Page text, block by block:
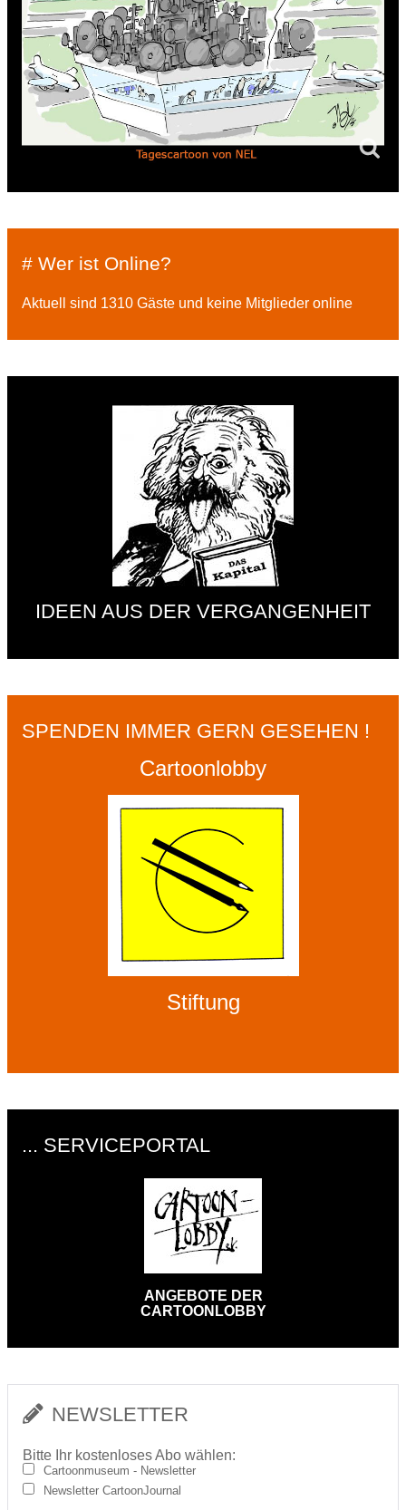
# Wer ist Online?
Aktuell sind 1310 Gäste und keine Mitglieder online
IDEEN AUS DER VERGANGENHEIT
SPENDEN IMMER GERN GESEHEN !
Cartoonlobby
Stiftung
... SERVICEPORTAL
ANGEBOTE DER
CARTOONLOBBY
NEWSLETTER
Bitte Ihr kostenloses Abo wählen:
Cartoonmuseum - Newsletter
Newsletter CartoonJournal